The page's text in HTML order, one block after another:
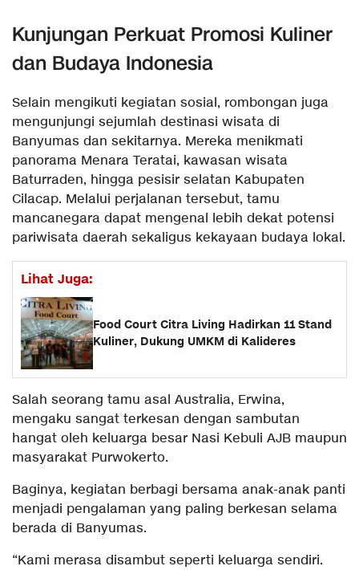
Kunjungan Perkuat Promosi Kuliner
dan Budaya Indonesia
Selain mengikuti kegiatan sosial, rombongan juga
mengunjungi sejumlah destinasi wisata di
Banyumas dan sekitarnya. Mereka menikmati
panorama Menara Teratai, kawasan wisata
Baturraden, hingga pesisir selatan Kabupaten
Cilacap. Melalui perjalanan tersebut, tamu
mancanegara dapat mengenal lebih dekat potensi
pariwisata daerah sekaligus kekayaan budaya lokal.
Lihat Juga:
Food Court Citra Living Hadirkan 11 Stand
Kuliner, Dukung UMKM di Kalideres
Salah seorang tamu asal Australia, Erwina,
mengaku sangat terkesan dengan sambutan
hangat oleh keluarga besar Nasi Kebuli AJB maupun
masyarakat Purwokerto.
Baginya, kegiatan berbagi bersama anak-anak panti
menjadi pengalaman yang paling berkesan selama
berada di Banyumas.
“Kami merasa disambut seperti keluarga sendiri.